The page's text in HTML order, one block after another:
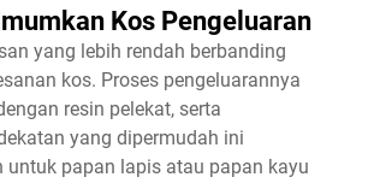
Kos Pengeluaran
yang lebih rendah berbanding
kos. Proses pengeluarannya
resin pelekat, serta
yang dipermudah ini
papan lapis atau papan kayu